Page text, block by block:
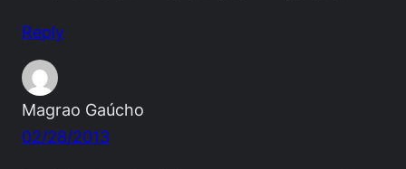
Reply
Magrao Gaúcho
02/28/2013